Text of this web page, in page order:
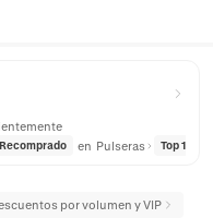
Recomprado en Pulseras Top 10%
por volumen y VIP